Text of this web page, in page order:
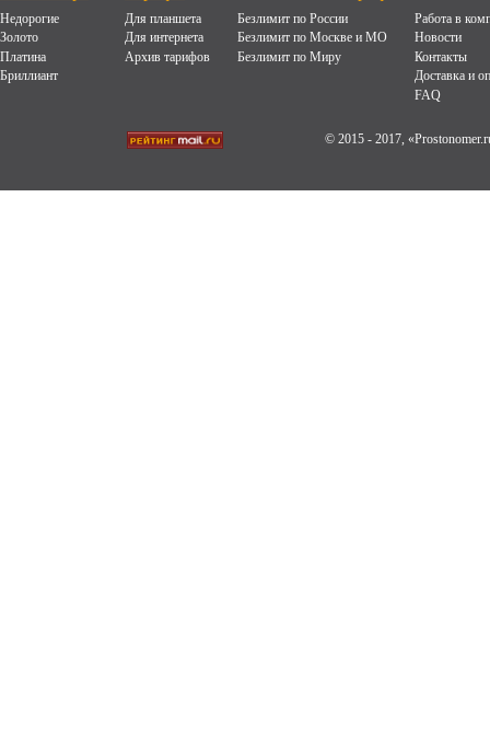
Недорогие
Золото
Платина
Бриллиант
Для планшета
Для интернета
Архив тарифов
Безлимит по России
Безлимит по Москве и МО
Безлимит по Миру
Работа в
Новости
Контакты
Доставка и
FAQ
© 2015 - 2017,